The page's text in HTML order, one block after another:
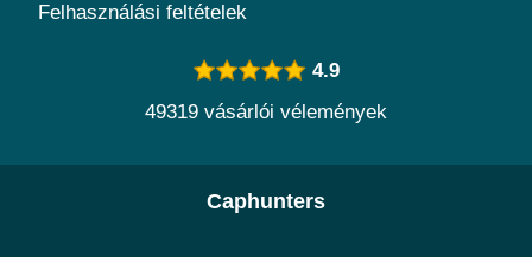
Felhasználási feltételek
4.9
49319 vásárlói vélemények
Caphunters